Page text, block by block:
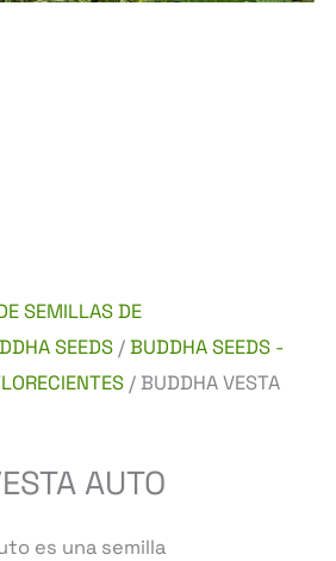
SEMILLAS DE
SEEDS /BUDDHA SEEDS -
/ BUDDHA VESTA
AUTO
es una semilla